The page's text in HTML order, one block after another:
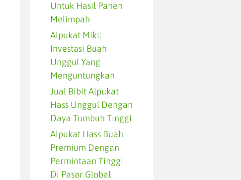
Untuk Hasil Panen
Melimpah
Alpukat Miki:
Investasi Buah
Unggul Yang
Menguntungkan
Jual Bibit Alpukat
Hass Unggul Dengan
Daya Tumbuh Tinggi
Alpukat Hass Buah
Premium Dengan
Permintaan Tinggi
Di Pasar Global